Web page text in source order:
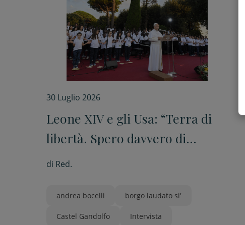
30 Luglio 2026
Leone XIV e gli Usa: “Terra di
libertà. Spero davvero di
andarci presto”
di Red.
andrea bocelli borgo laudato si'
Castel Gandolfo Intervista